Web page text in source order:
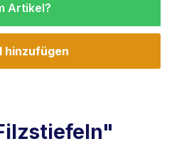
Artikel?
hinzufügen